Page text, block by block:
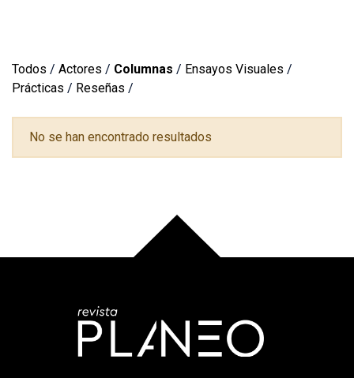
Todos / Actores / Columnas / Ensayos Visuales /
Prácticas / Reseñas /
No se han encontrado resultados